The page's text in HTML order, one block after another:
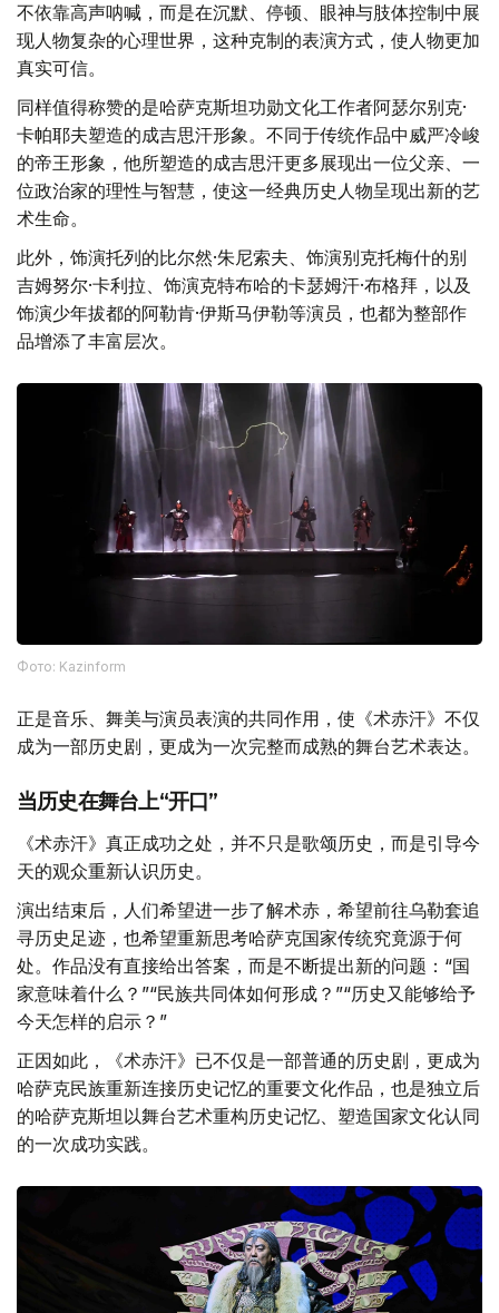
不依靠高声呐喊，而是在沉默、停顿、眼神与肢体控制中展
现人物复杂的心理世界，这种克制的表演方式，使人物更加
真实可信。
同样值得称赞的是哈萨克斯坦功勋文化工作者阿瑟尔别克·
卡帕耶夫塑造的成吉思汗形象。不同于传统作品中威严冷峻
的帝王形象，他所塑造的成吉思汗更多展现出一位父亲、一
位政治家的理性与智慧，使这一经典历史人物呈现出新的艺
术生命。
此外，饰演托列的比尔然·朱尼索夫、饰演别克托梅什的别
吉姆努尔·卡利拉、饰演克特布哈的卡瑟姆汗·布格拜，以及
饰演少年拔都的阿勒肯·伊斯马伊勒等演员，也都为整部作
品增添了丰富层次。
Фото: Kazinform
正是音乐、舞美与演员表演的共同作用，使《术赤汗》不仅
成为一部历史剧，更成为一次完整而成熟的舞台艺术表达。
当历史在舞台上“开口”
《术赤汗》真正成功之处，并不只是歌颂历史，而是引导今
天的观众重新认识历史。
演出结束后，人们希望进一步了解术赤，希望前往乌勒套追
寻历史足迹，也希望重新思考哈萨克国家传统究竟源于何
处。作品没有直接给出答案，而是不断提出新的问题：“国
家意味着什么？”“民族共同体如何形成？”“历史又能够给予
今天怎样的启示？”
正因如此，《术赤汗》已不仅是一部普通的历史剧，更成为
哈萨克民族重新连接历史记忆的重要文化作品，也是独立后
的哈萨克斯坦以舞台艺术重构历史记忆、塑造国家文化认同
的一次成功实践。